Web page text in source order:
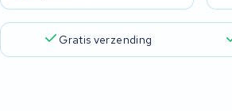
Gratis verzending